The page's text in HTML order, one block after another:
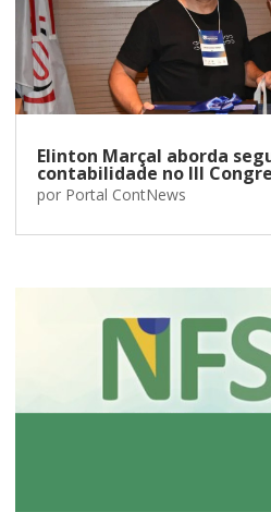
Elinton Marçal aborda
contabilidade no III
por Portal ContNews